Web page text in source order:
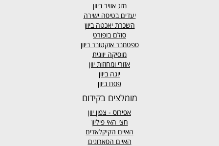
מזג אוויר ביוון
יעדים בטיסה ישירה
השכרת יאכטה ביוון
סולם בופורט
ספטמבר אוקטובר ביוון
מוסיקה יוונית
אזורי ומחוזות יוון
יוגה ביוון
פסח ביוון
מומלצים בקידום
אפירוס - צפון יוון
חצי האי פיליון
האיים הקיקלאדים
האיים הסארונים